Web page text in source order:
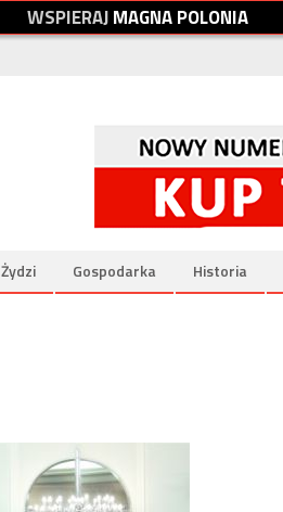
WSPIERAJMAGNAPOLONIA
Żydzi Gospodarka Historia